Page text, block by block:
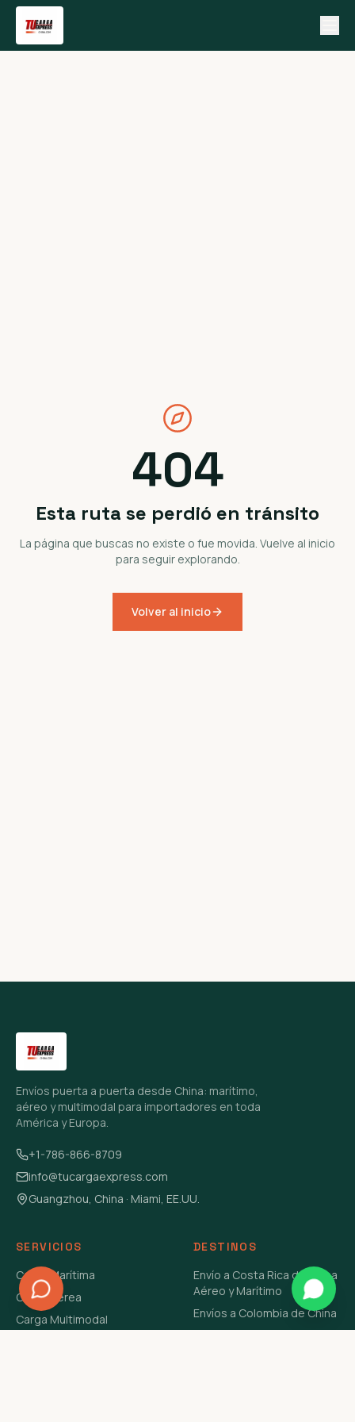
404
Esta ruta se perdió en tránsito
La página que buscas no existe o fue movida. Vuelve al inicio
para seguir explorando.
Volver al inicio
Envíos puerta a puerta desde China: marítimo,
aéreo y multimodal para importadores en toda
América y Europa.
+1-786-866-8709
info@tucargaexpress.com
Guangzhou, China · Miami, EE.UU.
SERVICIOS
Carga Marítima
Carga Aérea
Carga Multimodal
DESTINOS
Envío a Costa Rica de China
Aéreo y Marítimo
Envíos a Colombia de China